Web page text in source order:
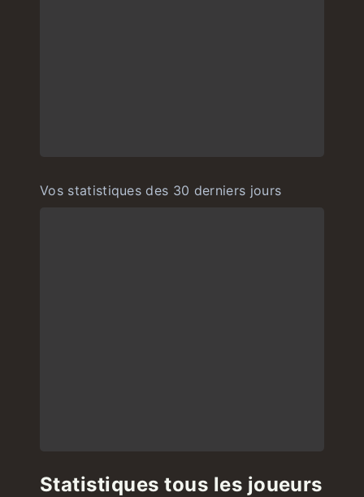
Vos statistiques des 30 derniers jours
Statistiques tous les joueurs